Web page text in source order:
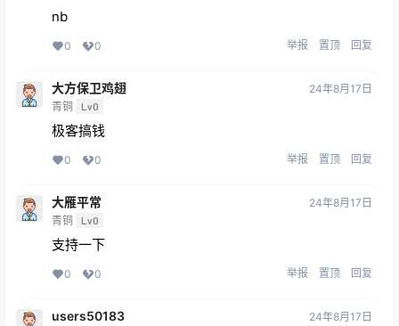
nb
0 0 举报 置顶 回复
大方保卫鸡翅
青铜 Lv0
24年8月17日
极客搞钱
0 0 举报 置顶 回复
大雁平常
青铜 Lv0
24年8月17日
支持一下
0 0 举报 置顶 回复
users50183 24年8月17日